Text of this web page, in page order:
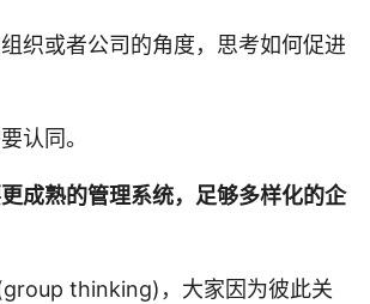
织或者公司的角度，思考如何促进
认同。
成熟的管理系统，足够多样化的企
thinking)，大家因为彼此关